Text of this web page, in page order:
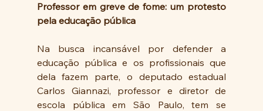
Professor em greve de fome: um protesto
pela educação pública
Na busca incansável por defender a
educação pública e os profissionais que
dela fazem parte, o deputado estadual
Carlos Giannazi, professor e diretor de
escola pública em São Paulo, tem se